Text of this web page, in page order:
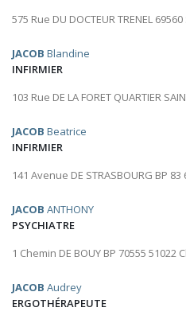
575 Rue DU DOCTEUR TRENEL
JACOB Blandine
INFIRMIER
103 Rue DE LA FORET QUARTIER
JACOB Beatrice
INFIRMIER
141 Avenue DE STRASBOURG BP
JACOB ANTHONY
PSYCHIATRE
1 Chemin DE BOUY BP 70555
JACOB Audrey
ERGOTHÉRAPEUTE